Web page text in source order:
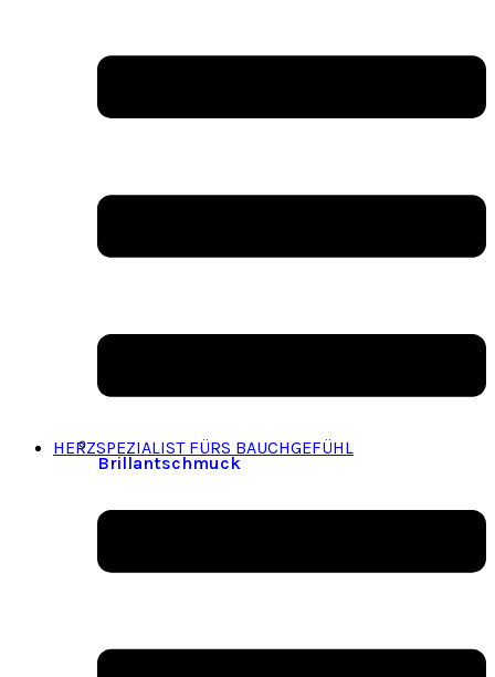
Brillantschmuck
HERZSPEZIALIST FÜRS BAUCHGEFÜHL